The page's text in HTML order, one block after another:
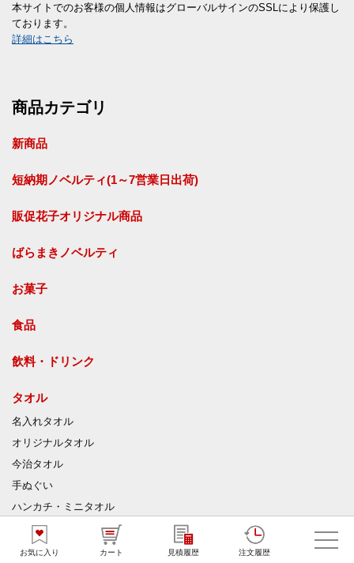
お気に入り カート 見積履歴 注文履歴
本サイトでのお客様の個人情報はグローバルサインのSSLにより保護し
ております。
詳細はこちら
商品カテゴリ
新商品
短納期ノベルティ(1～7営業日出荷)
販促花子オリジナル商品
ばらまきノベルティ
お菓子
食品
飲料・ドリンク
タオル
名入れタオル
オリジナルタオル
今治タオル
手ぬぐい
ハンカチ・ミニタオル
ジャガードタオル
マイクロファイバークロス